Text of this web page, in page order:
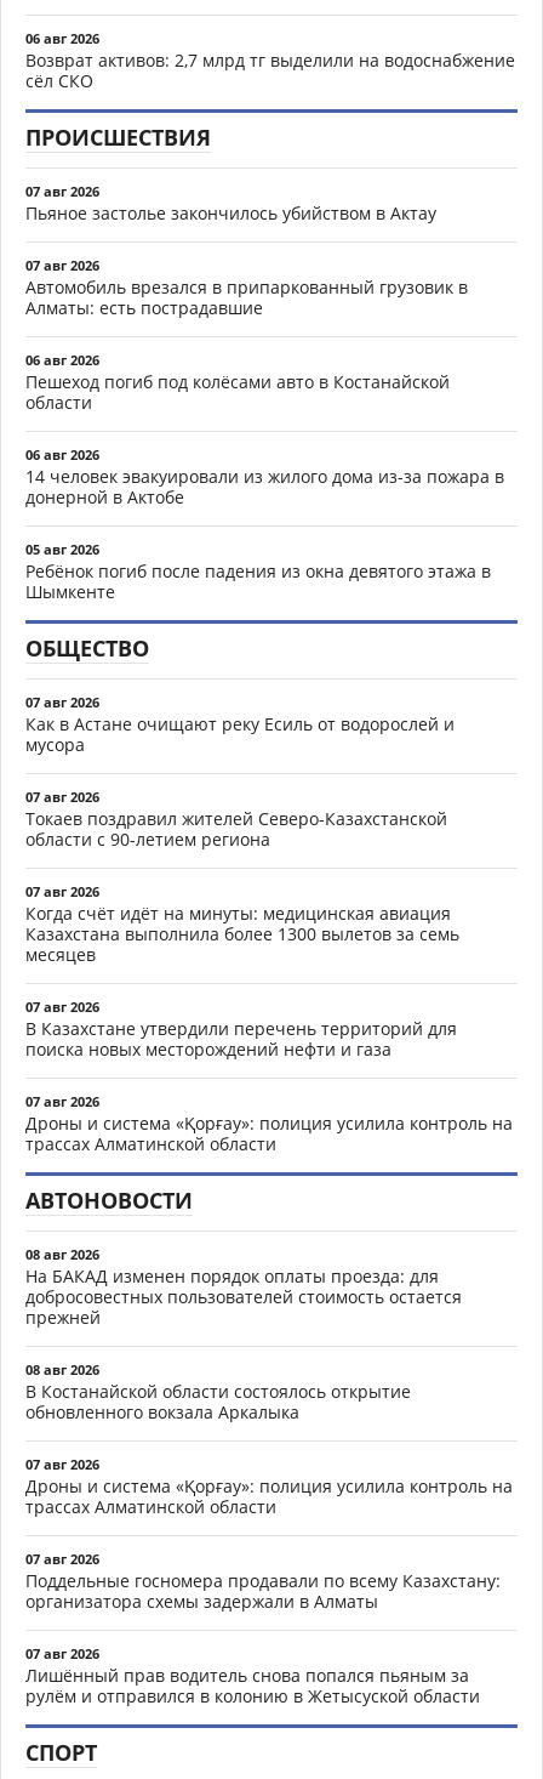
06 авг 2026
Возврат активов: 2,7 млрд тг выделили на водоснабжение
сёл СКО
ПРОИСШЕСТВИЯ
07 авг 2026
Пьяное застолье закончилось убийством в Актау
07 авг 2026
Автомобиль врезался в припаркованный грузовик в
Алматы: есть пострадавшие
06 авг 2026
Пешеход погиб под колёсами авто в Костанайской
области
06 авг 2026
14 человек эвакуировали из жилого дома из-за пожара в
донерной в Актобе
05 авг 2026
Ребёнок погиб после падения из окна девятого этажа в
Шымкенте
ОБЩЕСТВО
07 авг 2026
Как в Астане очищают реку Есиль от водорослей и
мусора
07 авг 2026
Токаев поздравил жителей Северо-Казахстанской
области с 90-летием региона
07 авг 2026
Когда счёт идёт на минуты: медицинская авиация
Казахстана выполнила более 1300 вылетов за семь
месяцев
07 авг 2026
В Казахстане утвердили перечень территорий для
поиска новых месторождений нефти и газа
07 авг 2026
Дроны и система «Қорғау»: полиция усилила контроль на
трассах Алматинской области
АВТОНОВОСТИ
08 авг 2026
На БАКАД изменен порядок оплаты проезда: для
добросовестных пользователей стоимость остается
прежней
08 авг 2026
В Костанайской области состоялось открытие
обновленного вокзала Аркалыка
07 авг 2026
Дроны и система «Қорғау»: полиция усилила контроль на
трассах Алматинской области
07 авг 2026
Поддельные госномера продавали по всему Казахстану:
организатора схемы задержали в Алматы
07 авг 2026
Лишённый прав водитель снова попался пьяным за
рулём и отправился в колонию в Жетысуской области
СПОРТ